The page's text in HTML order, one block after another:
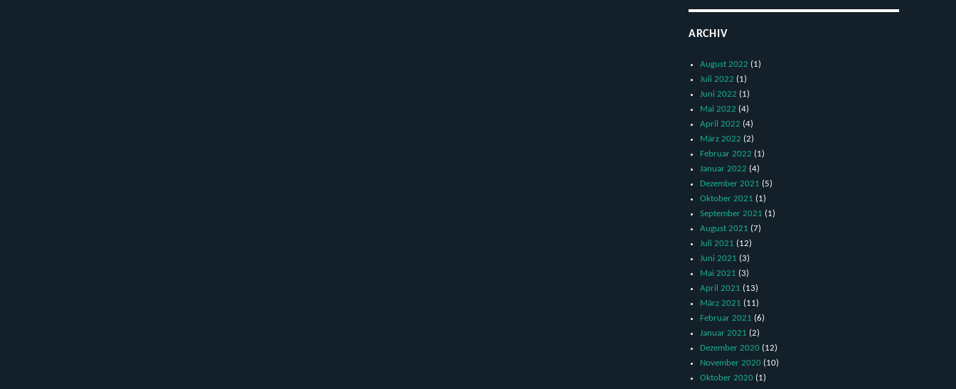
ARCHIV
August 2022 (1)
Juli 2022 (1)
Juni 2022 (1)
Mai 2022 (4)
April 2022 (4)
März 2022 (2)
Februar 2022 (1)
Januar 2022 (4)
Dezember 2021 (5)
Oktober 2021 (1)
September 2021 (1)
August 2021 (7)
Juli 2021 (12)
Juni 2021 (3)
Mai 2021 (3)
April 2021 (13)
März 2021 (11)
Februar 2021 (6)
Januar 2021 (2)
Dezember 2020 (12)
November 2020 (10)
Oktober 2020 (1)